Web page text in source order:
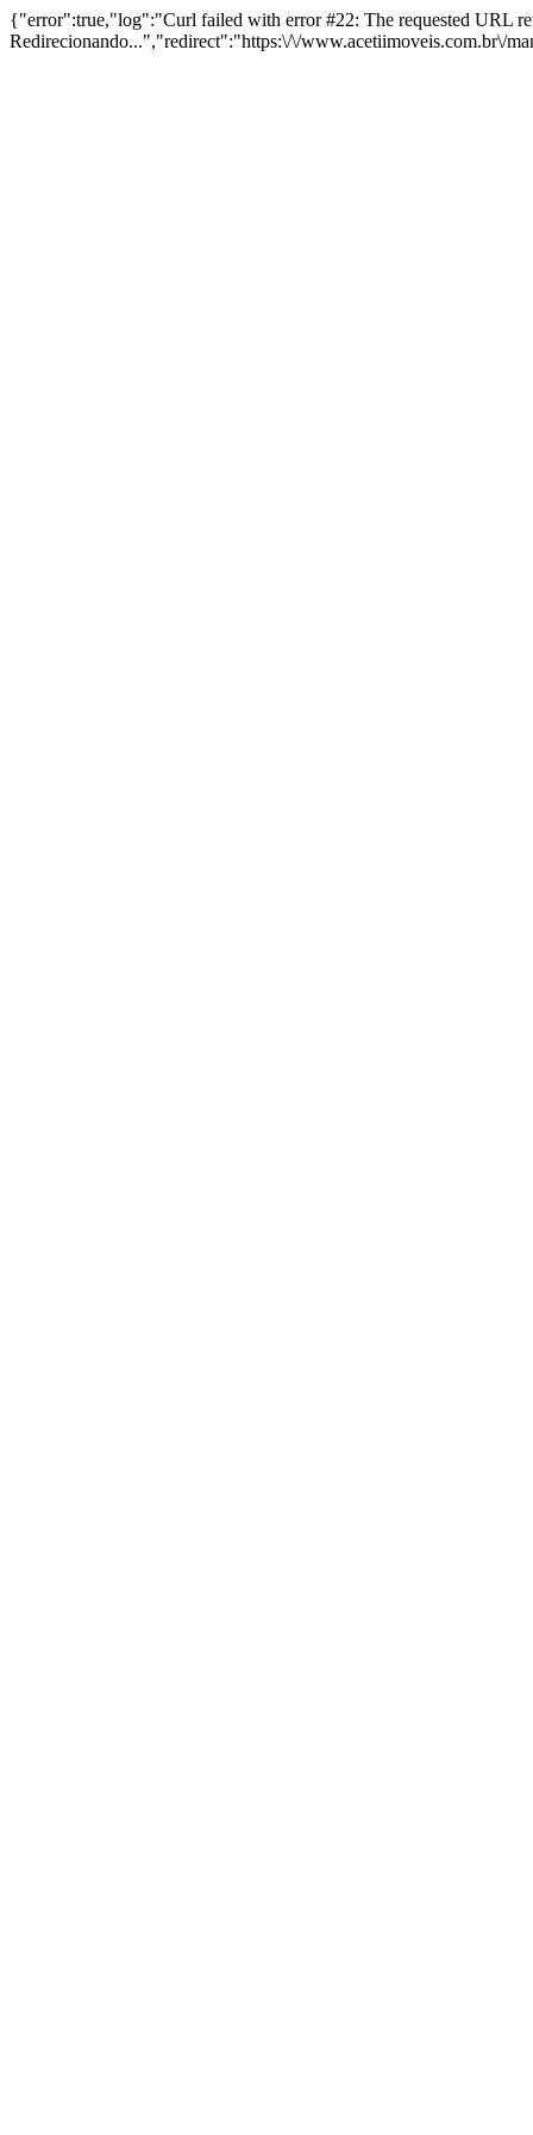
{"error":true,"log":"Curl failed with error #22: The requested URL
Redirecionando...","redirect":"https:\/\/www.acetiimoveis.com.br\/